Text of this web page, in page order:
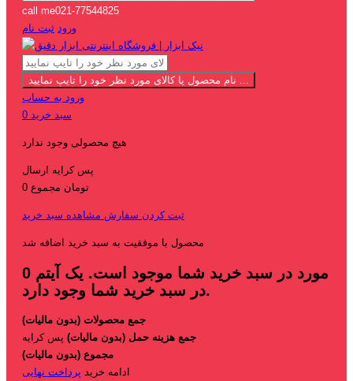
call me021-77544825
ورود ثبت نام
نام محصول یا کالای مورد نظر خود را تایپ نمایید ...
ورود به حساب
سبد خرید 0
هیچ محصولی وجود ندارد
پس کرایه ارسال
0 تومان مجموع
ثبت کردن سفارش مشاهده سبد خرید
محصول با موفقیت به سبد خرید اضافه شد
0 مورد در سبد خرید شما موجود است. یک آیتم
در سبد خرید شما وجود دارد.
جمع محصولات (بدون مالیات)
جمع هزینه حمل (بدون مالیات) پس کرایه
مجموع (بدون مالیات)
ادامه خرید پرداخت نهایی